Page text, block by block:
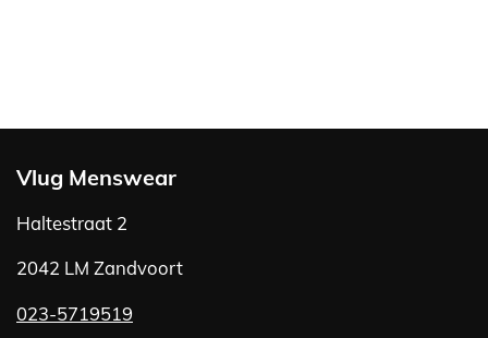
Vlug Menswear
Haltestraat 2
2042 LM Zandvoort
023-5719519